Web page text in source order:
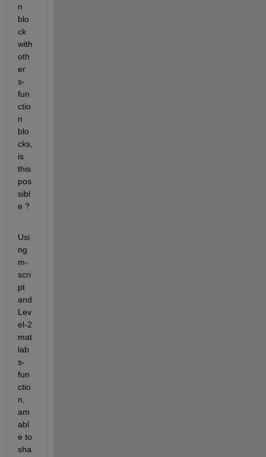
n
blo
ck
with
oth
er
s-
fun
ctio
n
blo
cks,
is
this
pos
sibl
e ?
Usi
ng
m-
scri
pt
and
Lev
el-2
mat
lab
s-
fun
ctio
n,
am
abl
e to
sha